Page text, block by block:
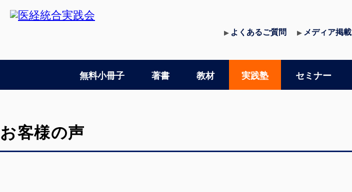
▶ よくあるご質問 ▶ メディア掲載
無料小冊子 著書 教材 実践塾 セミナー
お客様の声